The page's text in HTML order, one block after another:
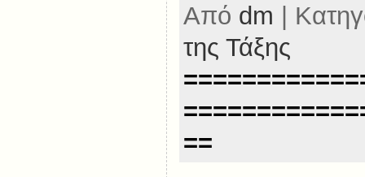
Από dm |
της Τάξης
==